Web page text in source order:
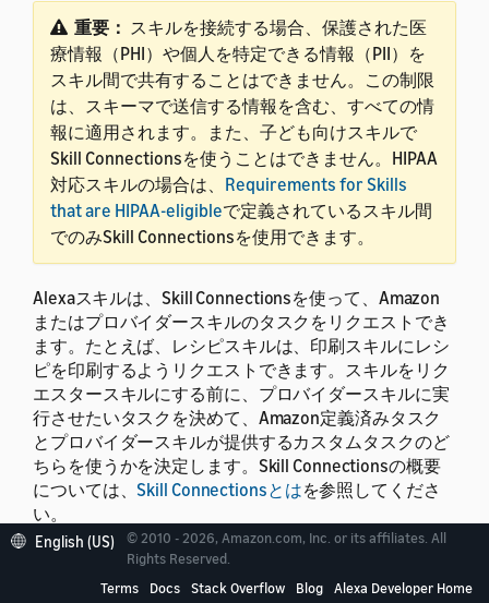
重要： スキルを接続する場合、保護された医
療情報（PHI）や個人を特定できる情報（PII）を
スキル間で共有することはできません。この制限
は、スキーマで送信する情報を含む、すべての情
報に適用されます。また、子ども向けスキルで
Skill Connectionsを使うことはできません。HIPAA
対応スキルの場合は、 Requirements for Skills
that are HIPAA-eligibleで定義されているスキル間
でのみSkill Connectionsを使用できます。
Alexaスキルは、Skill Connectionsを使って、Amazon
またはプロバイダースキルのタスクをリクエストでき
ます。たとえば、レシピスキルは、印刷スキルにレシ
ピを印刷するようリクエストできます。スキルをリク
エスタースキルにする前に、プロバイダースキルに実
行させたいタスクを決めて、Amazon定義済みタスク
とプロバイダースキルが提供するカスタムタスクのど
ちらを使うかを決定します。Skill Connectionsの概要
については、 Skill Connectionsとはを参照してくださ
い。
English (US)
© 2010 - 2026, Amazon.com, Inc. or its affiliates. All
Rights Reserved.
Terms
Docs Stack Overflow Blog Alexa Developer Home